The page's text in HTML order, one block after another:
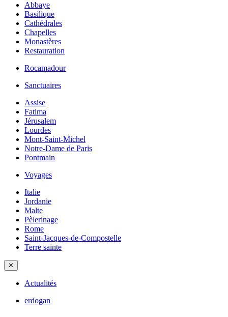
Abbaye
Basilique
Cathédrales
Chapelles
Monastères
Restauration
Rocamadour
Sanctuaires
Assise
Fatima
Jérusalem
Lourdes
Mont-Saint-Michel
Notre-Dame de Paris
Pontmain
Voyages
Italie
Jordanie
Malte
Pèlerinage
Rome
Saint-Jacques-de-Compostelle
Terre sainte
✕
Actualités
erdogan